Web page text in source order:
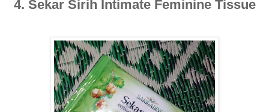
4. Sekar Sirih Intimate Feminine Tissue